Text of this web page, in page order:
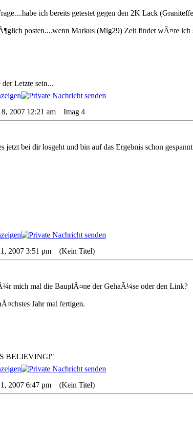
ich bereits getestet gegen den 2K Lack
posten....wenn Markus (Mig29) Zeit findet wÃ¤re
Letzte sein...
2007 12:21 am Imag 4
jetzt bei dir losgeht und bin auf das Ergebnis schon
2007 3:51 pm (Kein Titel)
mich mal die BauplÃ¤ne der GehaÃ¼se oder den Link?
Jahr mal fertigen.
BELIEVING!"
2007 6:47 pm (Kein Titel)